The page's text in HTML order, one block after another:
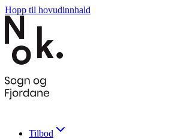
Hopp til hovudinnhald
Tilbod